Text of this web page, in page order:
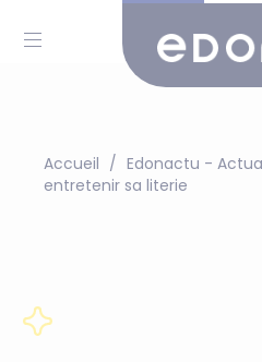
Accueil Edonactu -
entretenir sa literie